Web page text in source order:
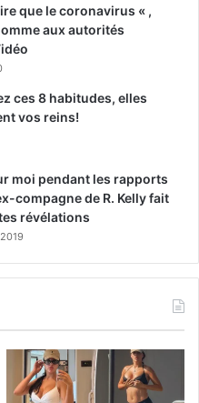
que le coronavirus « ,
aux autorités
ces 8 habitudes, elles
vos reins!
moi pendant les rapports
compagne de R. Kelly fait
révélations